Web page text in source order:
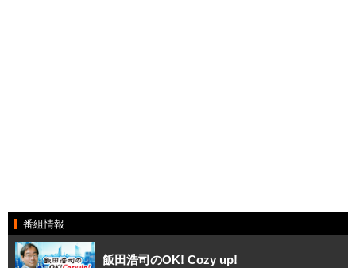
番組情報
飯田浩司のOK! Cozy up!